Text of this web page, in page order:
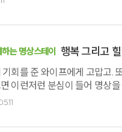
는 명상스테이 행복 그리고
회를 준 와이프에게 고맙고.
이런저런 분심이 들어 명상
으로안 드러나는 나에 대해
꽃들과 향기, 맛있는 밥 이 모